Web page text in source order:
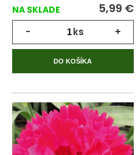
NA SKLADE 5,99 €
- ks +
DO KOŠÍKA